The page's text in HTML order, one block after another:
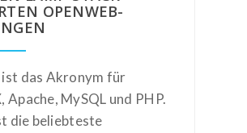
OPENWEB-
ist das Akronym für
Apache, MySQL und PHP.
die beliebteste